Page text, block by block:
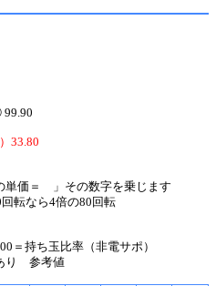
33.80
単価＝ 」その数字を乗じます
転なら4倍の80回転
＝持ち玉比率（非電サポ）
り 参考値